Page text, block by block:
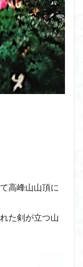
高峰山山頂に
た剣が立つ山